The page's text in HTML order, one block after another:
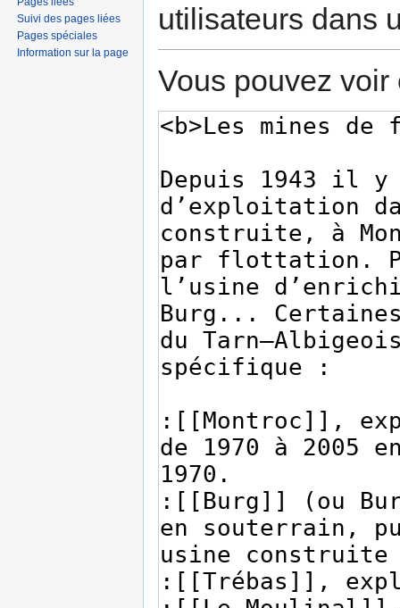
utilisateurs dans
Vous pouvez
Suivi des pages liées
Pages spéciales
Information sur la page